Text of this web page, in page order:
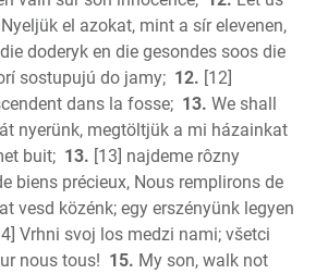
el azokat, mint a sír elevenen,
doderyk en die gesondes soos die
sostupujú do jamy; 12. [12]
dans la fosse; 13. We shall
nyerünk, megtöltjük a mi házainkat
buit; 13. [13] najdeme rôzny
biens précieux, Nous remplirons de
vesd közénk; egy erszényünk legyen
Vrhni svoj los medzi nami; všetci
nous tous! 15. My son, walk not